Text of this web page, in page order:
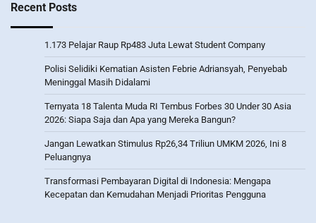
Recent Posts
1.173 Pelajar Raup Rp483 Juta Lewat Student Company
Polisi Selidiki Kematian Asisten Febrie Adriansyah, Penyebab
Meninggal Masih Didalami
Ternyata 18 Talenta Muda RI Tembus Forbes 30 Under 30 Asia
2026: Siapa Saja dan Apa yang Mereka Bangun?
Jangan Lewatkan Stimulus Rp26,34 Triliun UMKM 2026, Ini 8
Peluangnya
Transformasi Pembayaran Digital di Indonesia: Mengapa
Kecepatan dan Kemudahan Menjadi Prioritas Pengguna